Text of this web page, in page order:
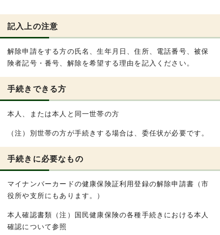
記入上の注意
解除申請をする方の氏名、生年月日、住所、電話番号、被保
険者記号・番号、解除を希望する理由を記入ください。
手続きできる方
本人、または本人と同一世帯の方
（注）別世帯の方が手続きする場合は、委任状が必要です。
手続きに必要なもの
マイナンバーカードの健康保険証利用登録の解除申請書（市
役所や支所にもあります。）
本人確認書類（注）国民健康保険の各種手続きにおける本人
確認について参照